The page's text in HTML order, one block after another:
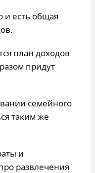
и есть общая
план доходов
придут
семейного
таким же
и
развлечения